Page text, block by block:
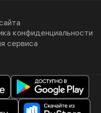
конфиденциальности
сервиса